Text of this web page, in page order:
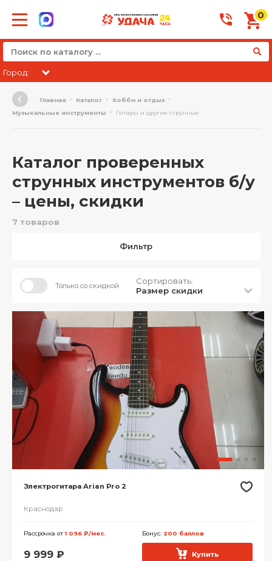
0
Город:
Главная Каталог
Хобби и отдых
Музыкальные инструменты
Гитары и другие струнные
Каталог проверенных
струнных инструментов б/у
– цены, скидки
7 товаров
Фильтр
Только со скидкой
Сортировать:
Размер скидки
Электрогитара Arian Pro 2
Краснодар
Рассрочка от1 096 ₽/мес. Бонус: 200 баллов
9 999 ₽ Купить